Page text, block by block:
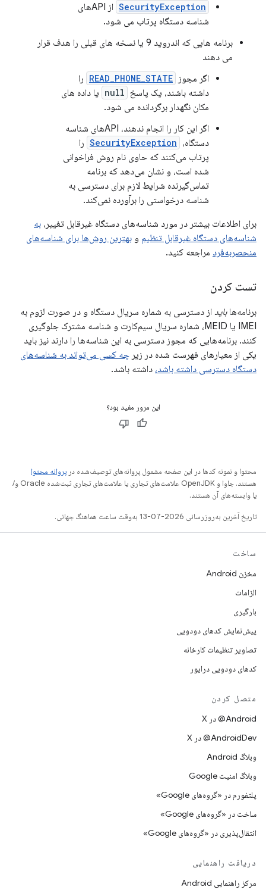
SecurityException
از APIهای
شناسه دستگاه پرتاب می شود.
برنامه هایی که اندروید 9 یا نسخه های قبلی را هدف قرار
می دهند
اگر مجوز READ_PHONE_STATE را
داشته باشند، یک پاسخ null یا داده های
مکان نگهدار برگردانده می شود.
اگر این کار را انجام ندهند، APIهای شناسه
دستگاه، SecurityException را
پرتاب می‌کنند که حاوی نام روش فراخوانی
شده است، و نشان می‌دهد که برنامه
تماس‌گیرنده شرایط لازم برای دسترسی به
شناسه درخواستی را برآورده نمی‌کند.
برای اطلاعات بیشتر در مورد شناسه‌های دستگاه غیرقابل تغییر، به
شناسه‌های دستگاه غیرقابل تنظیم و بهترین روش‌ها برای شناسه‌های
منحصربه‌فرد مراجعه کنید.
تست کردن
برنامه‌هاباید از دسترسی به شماره سریال دستگاه و در صورت لزوم به
IMEI یا MEID، شماره سریال سیم‌کارت و شناسه مشترک جلوگیری
کنند. برنامه‌هایی که مجوز دسترسی به این شناسه‌ها را دارند نیز باید
یکی از معیارهای فهرست شده در زیر چه کسی می‌تواند به شناسه‌های
دستگاه دسترسی داشته باشد، داشته باشد.
این مرور مفید بود؟
محتوا و نمونه کدها در این صفحه مشمول پروانه‌های توصیف‌شده در پروانه محتوا
هستند. جاوا و OpenJDK علامت‌های تجاری یا علامت‌های تجاری ثبت‌شده Oracle و/
یا وابسته‌های آن هستند.
تاریخ آخرین به‌روزرسانی 2026-07-13 به‌وقت ساعت هماهنگ جهانی.
ساخت
مخزن Android
الزامات
بارگیری
پیش‌نمایش کدهای دودویی
تصاویر تنظیمات کارخانه
کدهای دودویی درایور
متصل کردن
‫‎@Android در X
‫‎@AndroidDev در X
وبلاگ Android
وبلاگ امنیت Google
پلتفورم در «گروه‌های Google»
ساخت در «گروه‌های Google»
انتقال‌پذیری در «گروه‌های Google»
دریافت راهنمایی
مرکز راهنمایی Android